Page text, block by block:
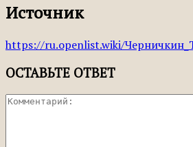
Источник
https://ru.openlist.wiki/
ОСТАВЬТЕ ОТВЕТ